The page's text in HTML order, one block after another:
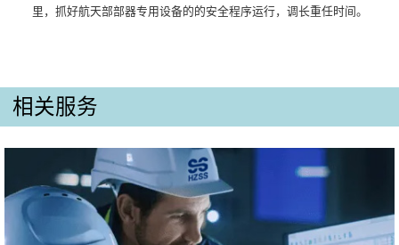
里，抓好航天部部器专用设备的的安全程序运行，调长重任时间。
相关服务